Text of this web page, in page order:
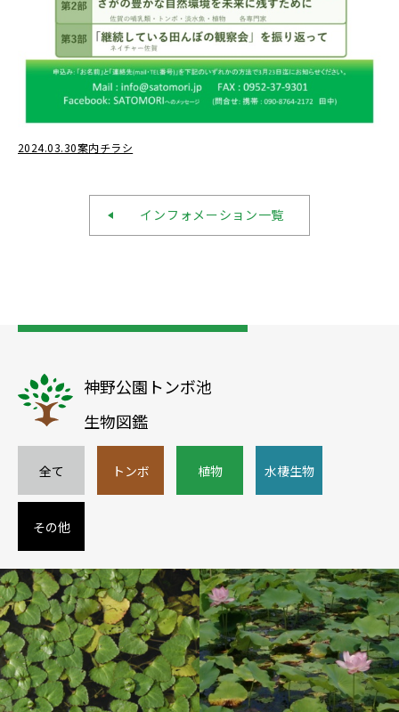
2024.03.30案内チラシ
インフォメーション一覧
神野公園トンボ池
生物図鑑
全て トンボ 植物 水棲生物
その他